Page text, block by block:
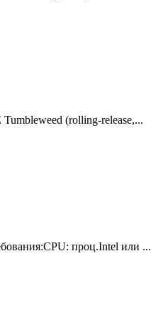
(rolling-release,...
проц.Intel или ...